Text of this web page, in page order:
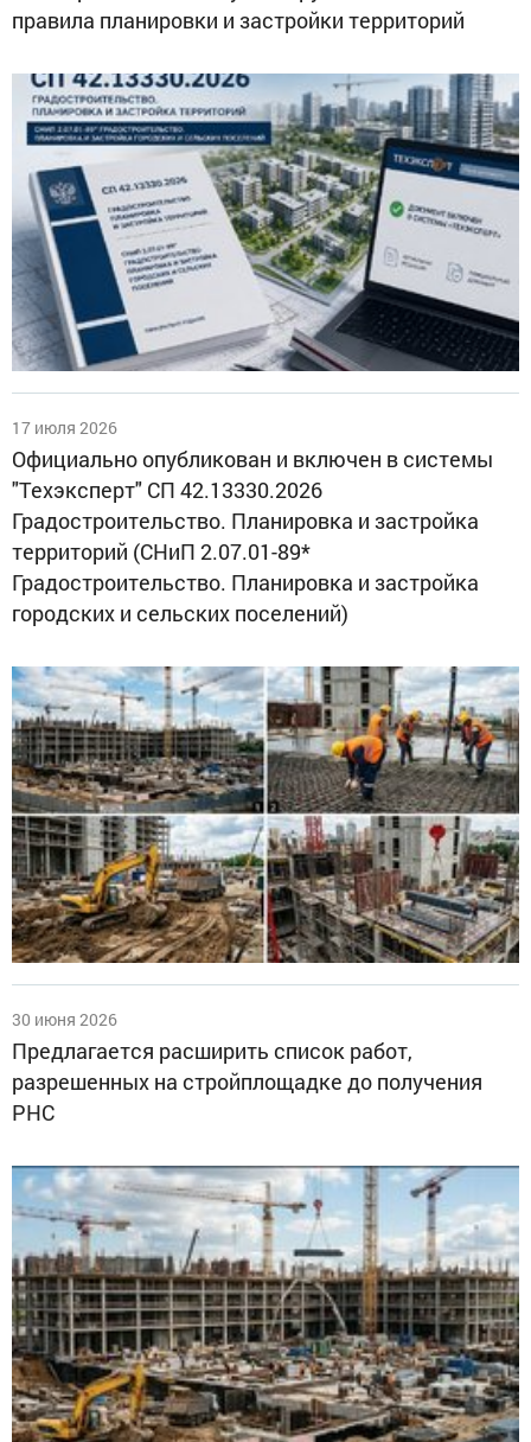
правила планировки и застройки территорий
17 июля 2026
Официально опубликован и включен в системы
"Техэксперт" СП 42.13330.2026
Градостроительство. Планировка и застройка
территорий (СНиП 2.07.01-89*
Градостроительство. Планировка и застройка
городских и сельских поселений)
30 июня 2026
Предлагается расширить список работ,
разрешенных на стройплощадке до получения
РНС